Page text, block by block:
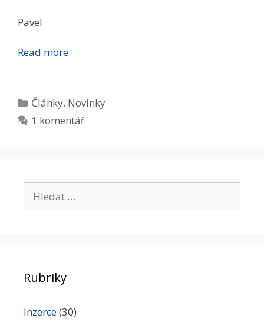
Pavel
Read more
Rubriky
Články, Novinky
1 komentář
Rubriky
Inzerce(30)